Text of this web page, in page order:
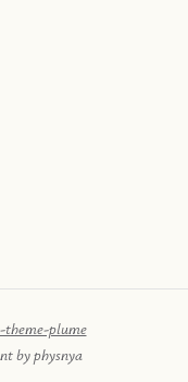
theme-plume
by physnya